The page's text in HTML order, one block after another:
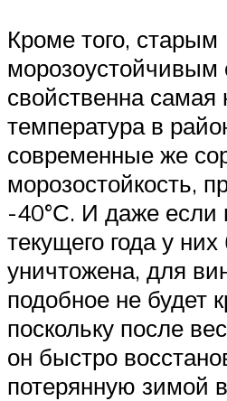
Кроме того, старым
свойственна самая
температура в
современные же
морозостойкость,
-40°С. И даже если
текущего года у
уничтожена, для
подобное не будет
поскольку после
он быстро
потерянную зимой